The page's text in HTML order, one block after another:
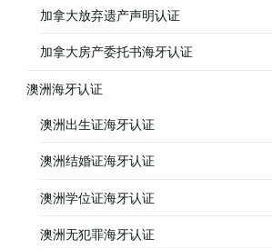
加拿大放弃遗产声明认证
加拿大房产委托书海牙认证
澳洲海牙认证
澳洲出生证海牙认证
澳洲结婚证海牙认证
澳洲学位证海牙认证
澳洲无犯罪海牙认证